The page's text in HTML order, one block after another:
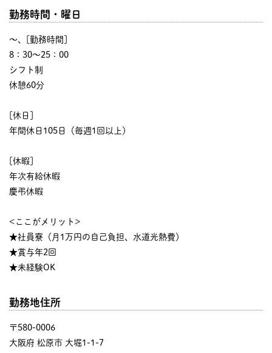
勤務時間・曜日
〜、[勤務時間]
8：30～25：00
シフト制
休憩60分
[休日]
年間休日105日（毎週1回以上）
[休暇]
年次有給休暇
慶弔休暇
<ここがメリット>
★社員寮（月1万円の自己負担、水道光熱費）
★賞与年2回
★未経験OK
勤務地住所
〒580-0006
大阪府 松原市 大堀1-1-7